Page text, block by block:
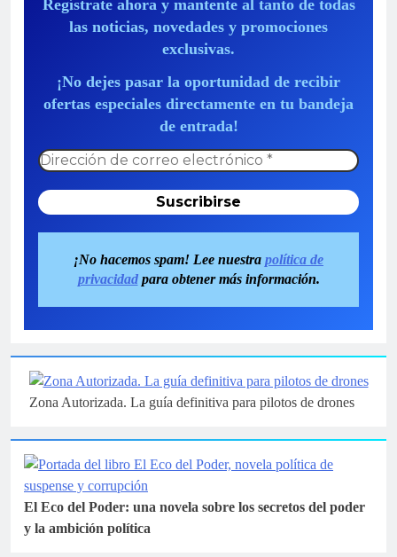
Regístrate ahora y mantente al tanto de todas
las noticias, novedades y promociones
exclusivas.
¡No dejes pasar la oportunidad de recibir
ofertas especiales directamente en tu bandeja
de entrada!
¡No hacemos spam! Lee nuestra política de
privacidadpara obtener más información.
Zona Autorizada. La guía definitiva para pilotos de drones
El Eco del Poder: una novela sobre los secretos del poder
y la ambición política